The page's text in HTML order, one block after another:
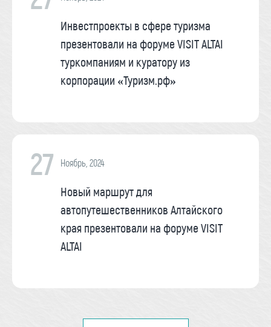
Инвестпроекты в сфере туризма
презентовали на форуме VISIT ALTAI
туркомпаниям и куратору из
корпорации «Туризм.рф»
27 Ноябрь, 2024
Новый маршрут для
автопутешественников Алтайского
края презентовали на форуме VISIT
ALTAI